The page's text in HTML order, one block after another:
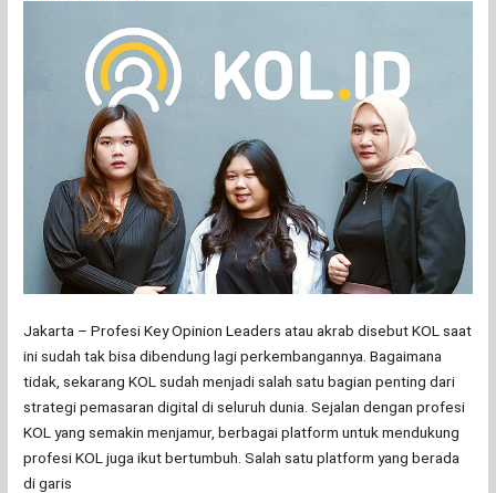
Jakarta – Profesi Key Opinion Leaders atau akrab disebut KOL saat
ini sudah tak bisa dibendung lagi perkembangannya. Bagaimana
tidak, sekarang KOL sudah menjadi salah satu bagian penting dari
strategi pemasaran digital di seluruh dunia. Sejalan dengan profesi
KOL yang semakin menjamur, berbagai platform untuk mendukung
profesi KOL juga ikut bertumbuh. Salah satu platform yang berada
di garis